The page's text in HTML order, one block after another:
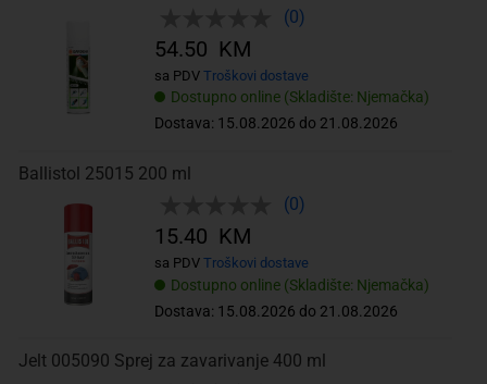
(0)
Dostupno online (Skladište: Njemačka)
Dostava: 15.08.2026 do 21.08.2026
54.50 KM
sa PDV Troškovi dostave
Ballistol 25015 200 ml
(0)
Dostupno online (Skladište: Njemačka)
Dostava: 15.08.2026 do 21.08.2026
15.40 KM
sa PDV Troškovi dostave
Jelt 005090 Sprej za zavarivanje 400 ml